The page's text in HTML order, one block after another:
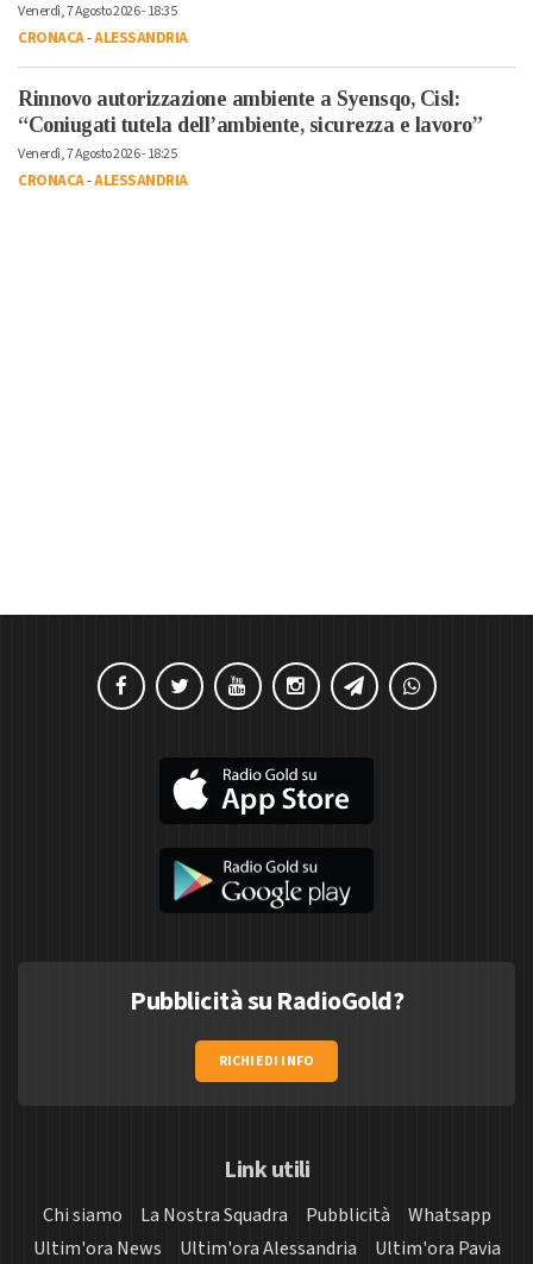
Venerdì, 7 Agosto 2026 - 18:35
CRONACA-ALESSANDRIA
Rinnovo autorizzazione ambiente a Syensqo, Cisl:
“Coniugati tutela dell’ambiente, sicurezza e lavoro”
Venerdì, 7 Agosto 2026 - 18:25
CRONACA-ALESSANDRIA
Pubblicità su RadioGold?
RICHIEDI INFO
Link utili
Chi siamo La Nostra Squadra Pubblicità
Whatsapp
Ultim'ora News
Ultim'ora Alessandria
Ultim'ora Pavia